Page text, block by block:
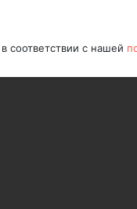
соответствии с нашей